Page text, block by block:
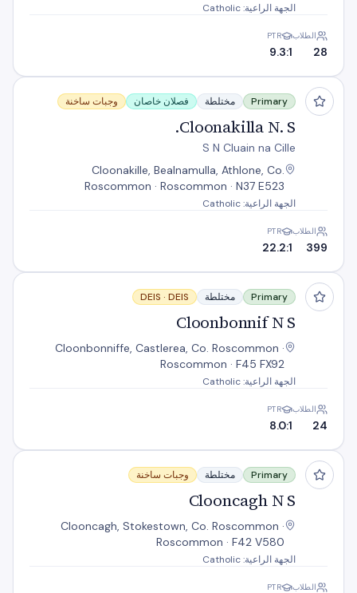
الجهة الراعية: Catholic
الطلاب
28
PTR
9.3:1
Cloonakilla N. S.
Primary مختلطة فصلان خاصان وجبات ساخنة
Cloonakilla N. S.
S N Cluain na Cille
Cloonakille, Bealnamulla, Athlone, Co.
Roscommon · Roscommon · N37 E523
الجهة الراعية: Catholic
الطلاب
399
PTR
22.2:1
Cloonbonnif N S
Primary مختلطة DEIS · DEIS
Cloonbonnif N S
Cloonbonniffe, Castlerea, Co. Roscommon ·
Roscommon · F45 FX92
الجهة الراعية: Catholic
الطلاب
24
PTR
8.0:1
Clooncagh N S
Primary مختلطة وجبات ساخنة
Clooncagh N S
Clooncagh, Stokestown, Co. Roscommon ·
Roscommon · F42 V580
الجهة الراعية: Catholic
الطلاب PTR